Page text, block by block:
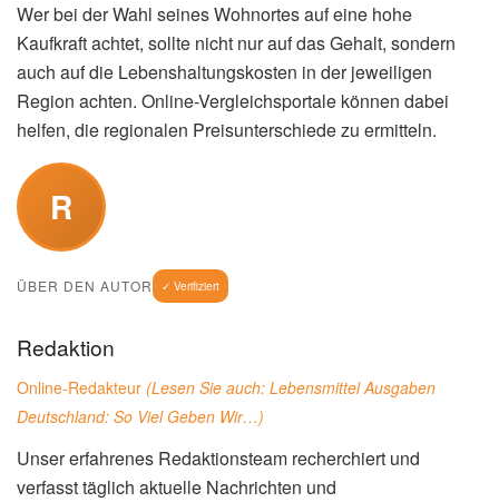
Wer bei der Wahl seines Wohnortes auf eine hohe
Kaufkraft achtet, sollte nicht nur auf das Gehalt, sondern
auch auf die Lebenshaltungskosten in der jeweiligen
Region achten. Online-Vergleichsportale können dabei
helfen, die regionalen Preisunterschiede zu ermitteln.
R
ÜBER DEN AUTOR ✓ Verifiziert
Redaktion
Online-Redakteur (Lesen Sie auch: Lebensmittel Ausgaben
Deutschland: So Viel Geben Wir…)
Unser erfahrenes Redaktionsteam recherchiert und
verfasst täglich aktuelle Nachrichten und